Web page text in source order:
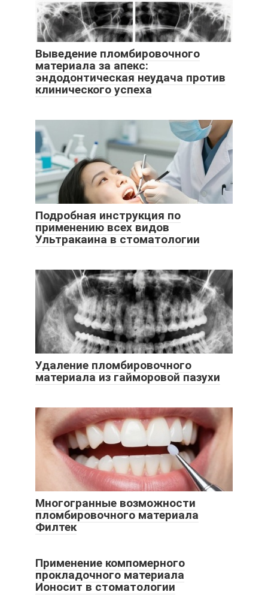
Выведение пломбировочного
материала за апекс:
эндодонтическая неудача против
клинического успеха
Подробная инструкция по
применению всех видов
Ультракаина в стоматологии
Удаление пломбировочного
материала из гайморовой пазухи
Многогранные возможности
пломбировочного материала
Филтек
Применение компомерного
прокладочного материала
Ионосит в стоматологии